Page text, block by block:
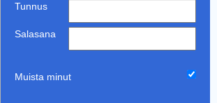
Tunnus
Salasana
Muista minut